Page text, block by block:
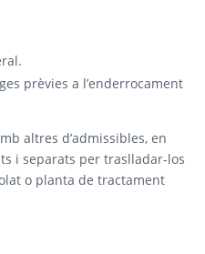
prèvies a l’enderrocament
altres d’admissibles, en
i separats per traslladar-los
o planta de tractament